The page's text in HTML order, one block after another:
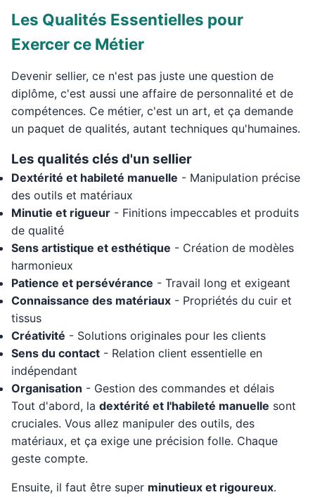
Les Qualités Essentielles pour
Exercer ce Métier
Devenir sellier, ce n'est pas juste une question de
diplôme, c'est aussi une affaire de personnalité et de
compétences. Ce métier, c'est un art, et ça demande
un paquet de qualités, autant techniques qu'humaines.
Les qualités clés d'un sellier
Dextérité et habileté manuelle - Manipulation précise
des outils et matériaux
Minutie et rigueur - Finitions impeccables et produits
de qualité
Sens artistique et esthétique - Création de modèles
harmonieux
Patience et persévérance - Travail long et exigeant
Connaissance des matériaux - Propriétés du cuir et
tissus
Créativité - Solutions originales pour les clients
Sens du contact - Relation client essentielle en
indépendant
Organisation - Gestion des commandes et délais
Tout d'abord, la dextérité et l'habileté manuelle sont
cruciales. Vous allez manipuler des outils, des
matériaux, et ça exige une précision folle. Chaque
geste compte.
Ensuite, il faut être super minutieux et rigoureux.